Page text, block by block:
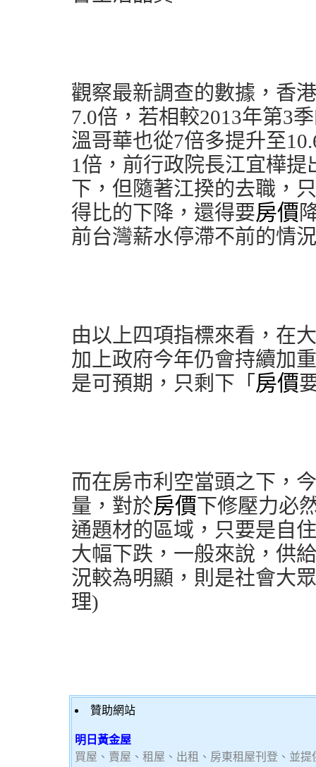
觀察最新調查的數據，香
7.0倍，若相較2013年第3
溫哥華也從7倍多提升至
1倍，前行政院長江宜樺
下，但隨著江揆的去職，
得比的下降，還得要房價
前台灣薪水停滯不前的情
由以上四項指標來看，在
加上政府今年仍會持續加
是可預期，只剩下「 房價
而在房市利空當頭之下，
量，對於房價下修壓力必
通題材的區域，只要是自
大幅下跌，一般來說，供
況較為明顯，則是社會大
理)
贊助網站
明日黃金屋
買屋、賣屋、租屋、出租、房東租屋刊登、並